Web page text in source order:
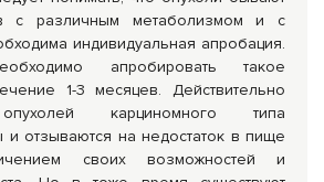
с различным метаболизмом и с
индивидуальная апробация.
апробировать такое
1-3 месяцев. Действительно
карциномного типа
и отзываются на недостаток в пище
своих возможностей и